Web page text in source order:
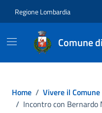
Regione Lombardia
Comune
Home / Vivere il Comune
/ Incontro con Bernardo